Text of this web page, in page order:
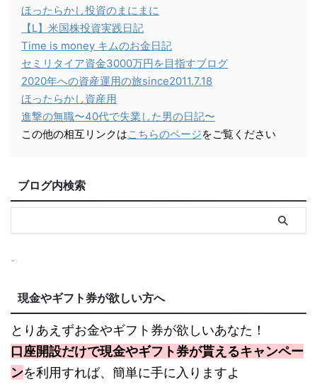
ほったらかし投資のまにまに
【L】米国株投資実践日記
Time is money キムのお金日記
セミリタイア資金3000万円を目指すブログ
2020年への資産運用の旅since2011.7.18
ほったらかし資産用
進撃の無職〜40代で失業した男の日記〜
この他の相互リンクはこちらのページをご覧ください
ブログ内検索
現金やギフト券が欲しい方へ
とりあえずお金やギフト券が欲しいあなた！
口座開設だけで現金やギフト券が貰えるキャンペー
ンを利用すれば、簡単に手に入りますよ